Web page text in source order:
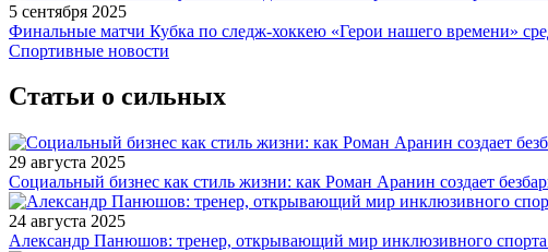
5 сентября 2025
Финальные матчи Кубка по следж-хоккею «Герои нашего времени»
Спортивные новости
Статьи о сильных
29 августа 2025
Социальный бизнес как стиль жизни: как Роман Аранин создает
24 августа 2025
Александр Панюшов: тренер, открывающий мир инклюзивного